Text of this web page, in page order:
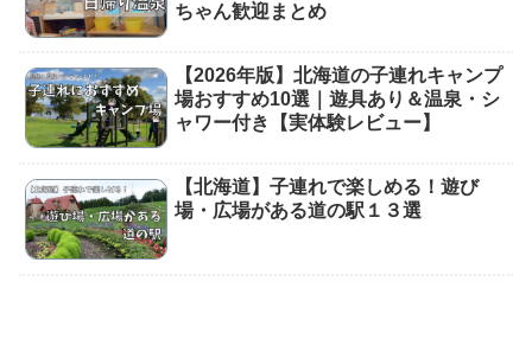
ちゃん歓迎まとめ
【2026年版】北海道の子連れキャンプ
場おすすめ10選｜遊具あり＆温泉・シ
ャワー付き【実体験レビュー】
【北海道】子連れで楽しめる！遊び
場・広場がある道の駅１３選